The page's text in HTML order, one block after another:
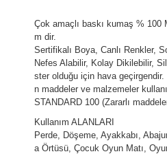
Çok amaçlı baskı kumaş %
m dir.
Sertifikalı Boya, Canlı Renkler,
Nefes Alabilir, Kolay Dikilebilir,
ster olduğu için hava geçirgendir.
n maddeler ve malzemeler
STANDARD 100 (Zararlı
Kullanım ALANLARI
Perde, Döşeme, Ayakkabı,
a Örtüsü, Çocuk Oyun Matı,